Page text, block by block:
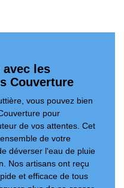
avec les
Couverture
vous pouvez bien
pour
de vos attentes. Cet
de votre
déverser l'eau de pluie
Nos artisans ont reçu
et efficace de tous